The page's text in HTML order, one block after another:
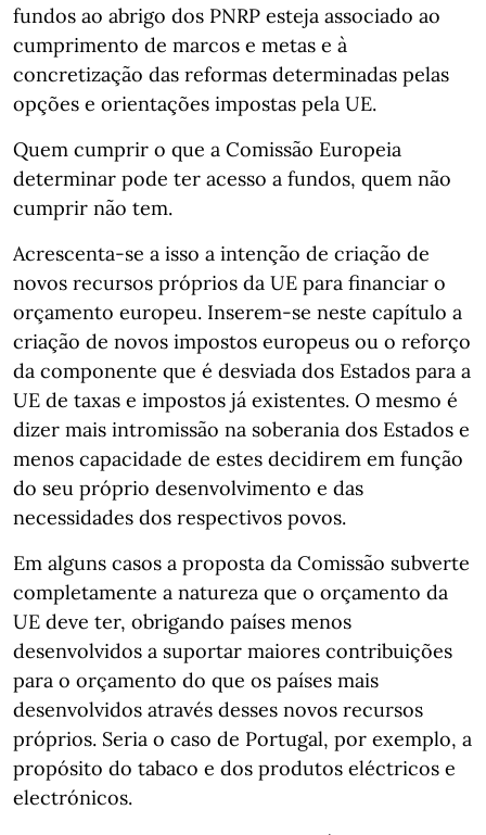
fundos ao abrigo dos PNRP esteja associado ao
cumprimento de marcos e metas e à
concretização das reformas determinadas pelas
opções e orientações impostas pela UE.
Quem cumprir o que a Comissão Europeia
determinar pode ter acesso a fundos, quem não
cumprir não tem.
Acrescenta-se a isso a intenção de criação de
novos recursos próprios da UE para financiar o
orçamento europeu. Inserem-se neste capítulo a
criação de novos impostos europeus ou o reforço
da componente que é desviada dos Estados para a
UE de taxas e impostos já existentes. O mesmo é
dizer mais intromissão na soberania dos Estados e
menos capacidade de estes decidirem em função
do seu próprio desenvolvimento e das
necessidades dos respectivos povos.
Em alguns casos a proposta da Comissão subverte
completamente a natureza que o orçamento da
UE deve ter, obrigando países menos
desenvolvidos a suportar maiores contribuições
para o orçamento do que os países mais
desenvolvidos através desses novos recursos
próprios. Seria o caso de Portugal, por exemplo, a
propósito do tabaco e dos produtos eléctricos e
electrónicos.